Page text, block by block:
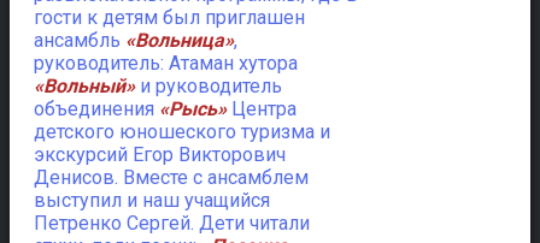
гости к детям был приглашен
ансамбль «Вольница»,
руководитель: Атаман хутора
«Вольный»и руководитель
объединения «Рысь»Центра
детского юношеского туризма и
экскурсий Егор Викторович
Денисов. Вместе с ансамблем
выступил и наш учащийся
Петренко Сергей. Дети читали